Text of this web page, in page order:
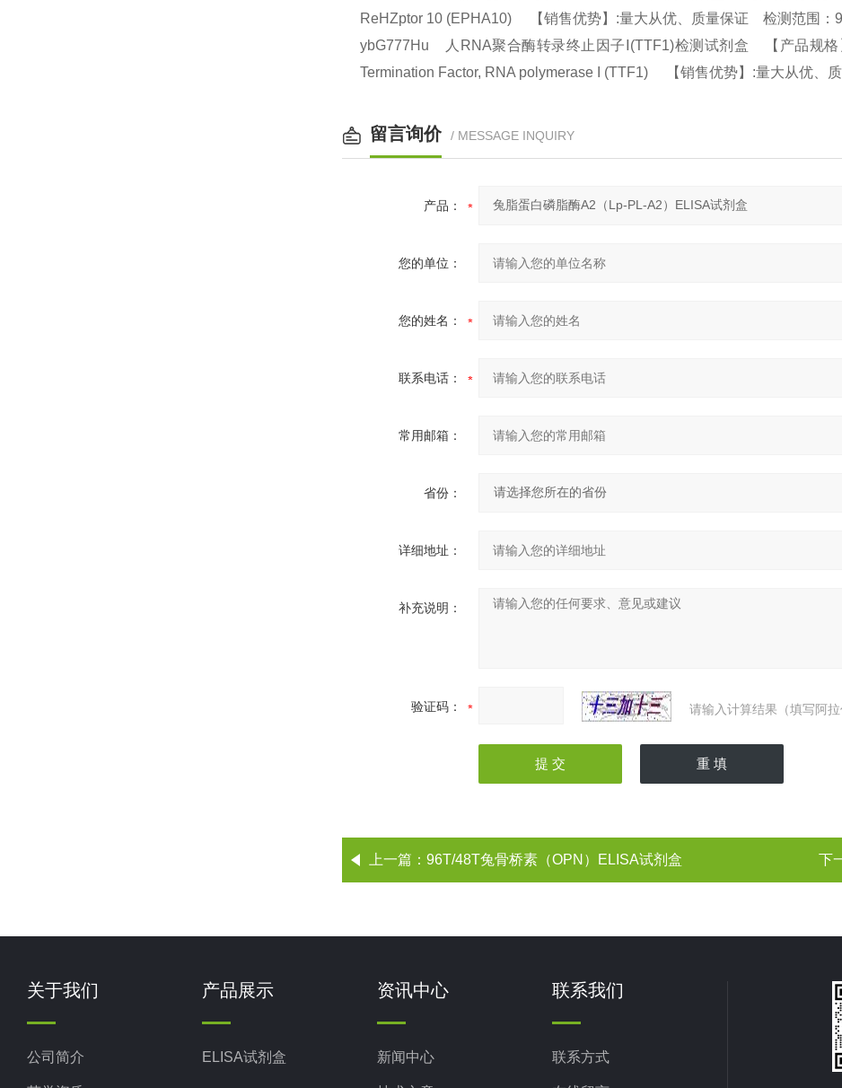
ReHZptor 10 (EPHA10) 【销售优势】:量大从优、质量保证 检测范围：
ybG777Hu 人RNA聚合酶转录终止因子Ⅰ(TTF1)检测试剂盒 【产品规
Termination Factor, RNA polymerase I (TTF1) 【销售优势】:量大从优、
留言询价 / MESSAGE INQUIRY
产品：
您的单位：
您的姓名：
联系电话：
常用邮箱：
省份：
详细地址：
补充说明：
验证码： 请输入计算结果（填写阿
上一篇： 96T/48T兔骨桥素（OPN）ELISA试剂盒 下
关于我们
公司简介
产品展示
ELISA试剂盒
资讯中心
新闻中心
联系我们
联系方式